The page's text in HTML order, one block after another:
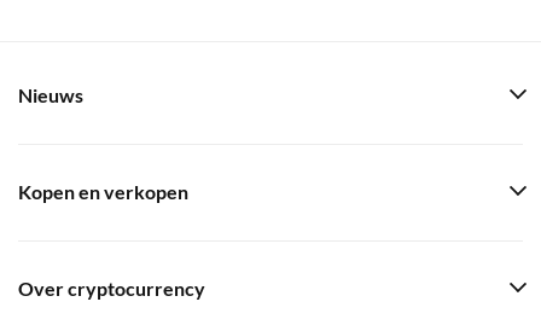
Nieuws
Kopen en verkopen
Over cryptocurrency